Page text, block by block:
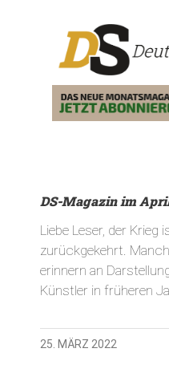
DS-Magazin im
Liebe Leser, der Krieg
zurückgekehrt.
erinnern an
Künstler in früheren
25. MÄRZ 2022